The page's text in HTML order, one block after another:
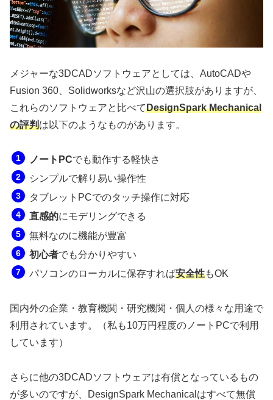
メジャーな3DCADソフトウェアとしては、AutoCADや
Fusion 360、Solidworksなど沢山の選択肢がありますが、
これらのソフトウェアと比べてDesignSpark Mechanical
の評判は以下のようなものがあります。
ノートPCでも動作する軽快さ
シンプルで解り易い操作性
タブレットPCでのタッチ操作に対応
直感的にモデリングできる
無料なのに機能が豊富
初心者でも分かりやすい
パソコンのローカルに保存すれば安全性もOK
国内外の企業・教育機関・研究機関・個人の様々な用途で
利用されています。（私も10万円程度のノートPCで利用
しています）
さらに他の3DCADソフトウェアは有償となっているもの
が多いのですが、DesignSpark Mechanicalはすべて無償